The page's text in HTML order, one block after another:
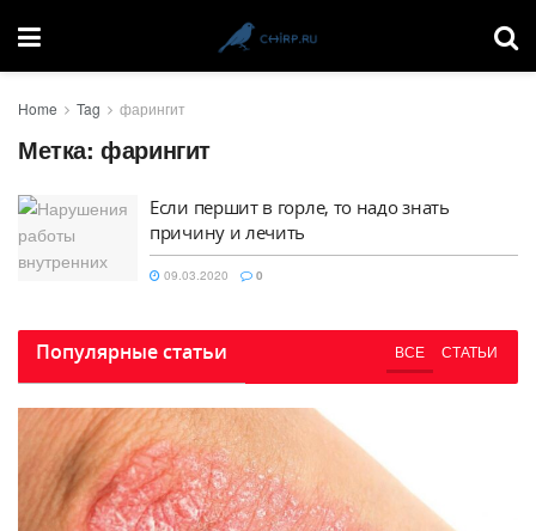
Home Tag фарингит
Метка:фарингит
Если першит в горле, то надо знать
причину и лечить
09.03.2020 0
Популярные статьи ВСЕ СТАТЬИ